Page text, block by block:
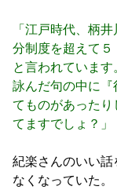
「江戸時代、柄
分制度を超えて５
と言われていま
詠んだ句の中に『
てものがあった
てますでしょ？」
紀楽さんのいい
なくなっていた。